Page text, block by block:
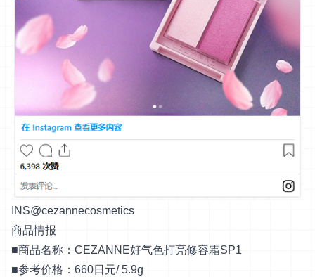
INS@cezannecosmetics
商品情报
■商品名称：CEZANNE好气色打亮修容霜SP1
■参考价格：660日元/ 5.9g